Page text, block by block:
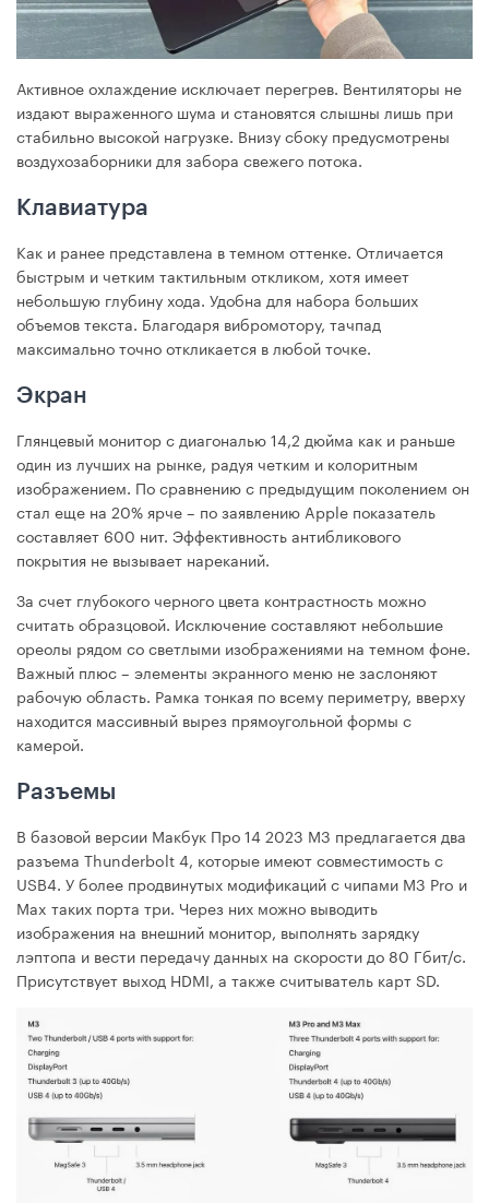
Активное охлаждение исключает перегрев. Вентиляторы не
издают выраженного шума и становятся слышны лишь при
стабильно высокой нагрузке. Внизу сбоку предусмотрены
воздухозаборники для забора свежего потока.
Клавиатура
Как и ранее представлена в темном оттенке. Отличается
быстрым и четким тактильным откликом, хотя имеет
небольшую глубину хода. Удобна для набора больших
объемов текста. Благодаря вибромотору, тачпад
максимально точно откликается в любой точке.
Экран
Глянцевый монитор с диагональю 14,2 дюйма как и раньше
один из лучших на рынке, радуя четким и колоритным
изображением. По сравнению с предыдущим поколением он
стал еще на 20% ярче – по заявлению Apple показатель
составляет 600 нит. Эффективность антибликового
покрытия не вызывает нареканий.
За счет глубокого черного цвета контрастность можно
считать образцовой. Исключение составляют небольшие
ореолы рядом со светлыми изображениями на темном фоне.
Важный плюс – элементы экранного меню не заслоняют
рабочую область. Рамка тонкая по всему периметру, вверху
находится массивный вырез прямоугольной формы с
камерой.
Разъемы
В базовой версии Макбук Про 14 2023 М3 предлагается два
разъема Thunderbolt 4, которые имеют совместимость с
USB4. У более продвинутых модификаций с чипами M3 Pro и
Max таких порта три. Через них можно выводить
изображения на внешний монитор, выполнять зарядку
лэптопа и вести передачу данных на скорости до 80 Гбит/с.
Присутствует выход HDMI, а также считыватель карт SD.